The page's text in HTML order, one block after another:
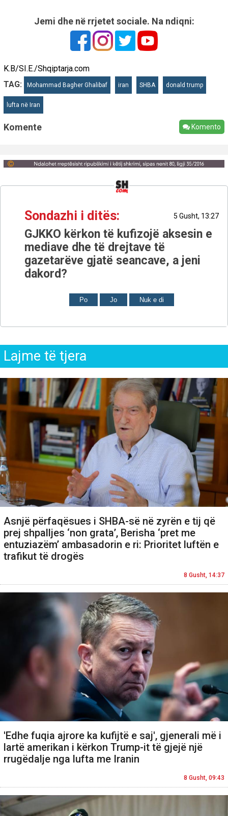
Jemi dhe në rrjetet sociale. Na ndiqni:
K.B/SI.E./Shqiptarja.com
TAG:
Mohammad Bagher Ghalibaf iran SHBA donald trump
lufta në Iran
Komente Komento
Sondazhi i ditës: 5 Gusht, 13:27
GJKKO kërkon të kufizojë aksesin e
mediave dhe të drejtave të
gazetarëve gjatë seancave, a jeni
dakord?
Po Jo Nuk e di
Lajme të tjera
Asnjë përfaqësues i SHBA-së në zyrën e tij që
prej shpalljes ‘non grata’, Berisha ‘pret me
entuziazëm’ ambasadorin e ri: Prioritet luftën e
trafikut të drogës
8 Gusht, 14:37
'Edhe fuqia ajrore ka kufijtë e saj', gjenerali më i
lartë amerikan i kërkon Trump-it të gjejë një
rrugëdalje nga lufta me Iranin
8 Gusht, 09:43